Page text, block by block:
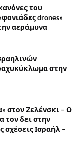
του
drones»
αεράμυνα
στην
στον Ζελένσκι – Ο
τον δει στην
σχέσεις Ισραήλ –